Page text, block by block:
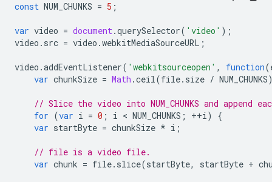
const NUM_CHUNKS = 5 ;
var video = document.querySelector( 'video' );
video . src = video .webkitMediaSourceURL ;
video .addEventListener( 'webkitsourceopen' , function(
var chunkSize = Math .ceil(file. size / NUM_CHUNKS
// Slice the video into NUM_CHUNKS and append
for (var i = 0 ; i < NUM_CHUNKS ; ++i)
{
var startByte = chunkSize * i ;
// file is a video file.
var chunk = file. slice(startByte, startByte +